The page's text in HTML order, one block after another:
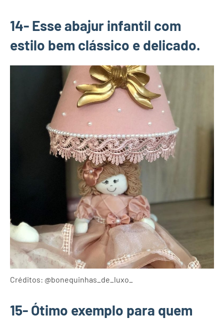
14- Esse abajur infantil com
estilo bem clássico e delicado.
Créditos: @bonequinhas_de_luxo_
15- Ótimo exemplo para quem